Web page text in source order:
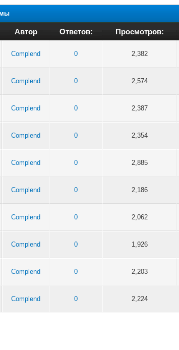
Автор Ответов: Просмотров:
Complend 0 2,382
Complend 0 2,574
Complend 0 2,387
Complend 0 2,354
Complend 0 2,885
Complend 0 2,186
Complend 0 2,062
Complend 0 1,926
Complend 0 2,203
Complend 0 2,224